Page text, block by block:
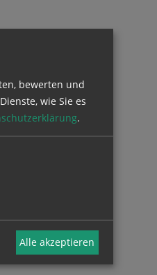
bewerten und
wie Sie es
.
Alle akzeptieren